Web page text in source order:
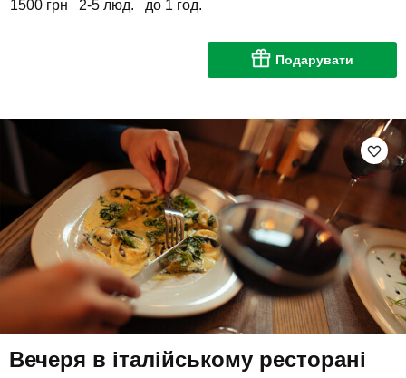
1500 грн 2-5 люд. до 1 год.
Подарувати
Вечеря в італійському ресторані